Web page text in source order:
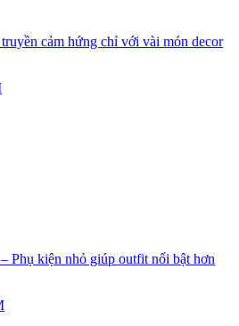
cảm hứng chỉ với vài món decor
Phụ kiện nhỏ giúp outfit nổi bật hơn